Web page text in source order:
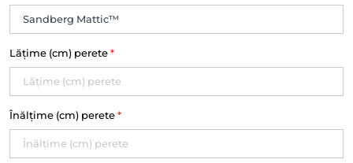
Lățime (cm) perete *
Înălțime (cm) perete *